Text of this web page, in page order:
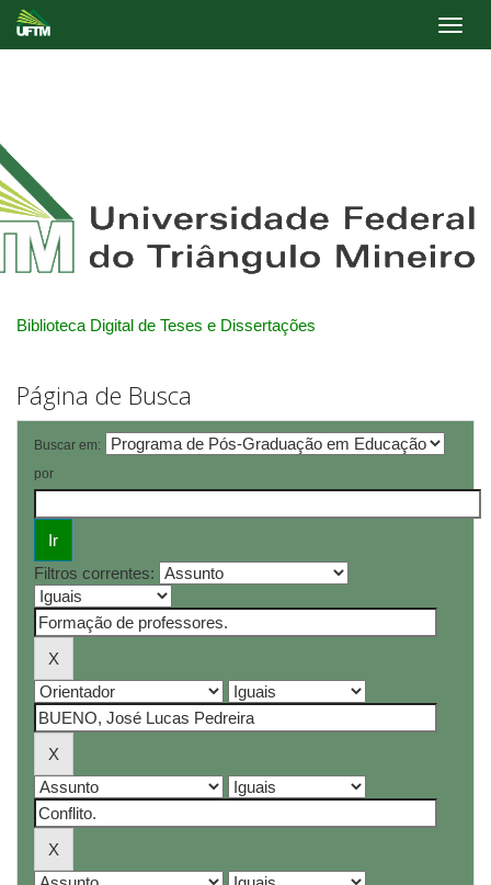
Biblioteca Digital de Teses e Dissertações
Página de Busca
Buscar em:
por
Filtros correntes: